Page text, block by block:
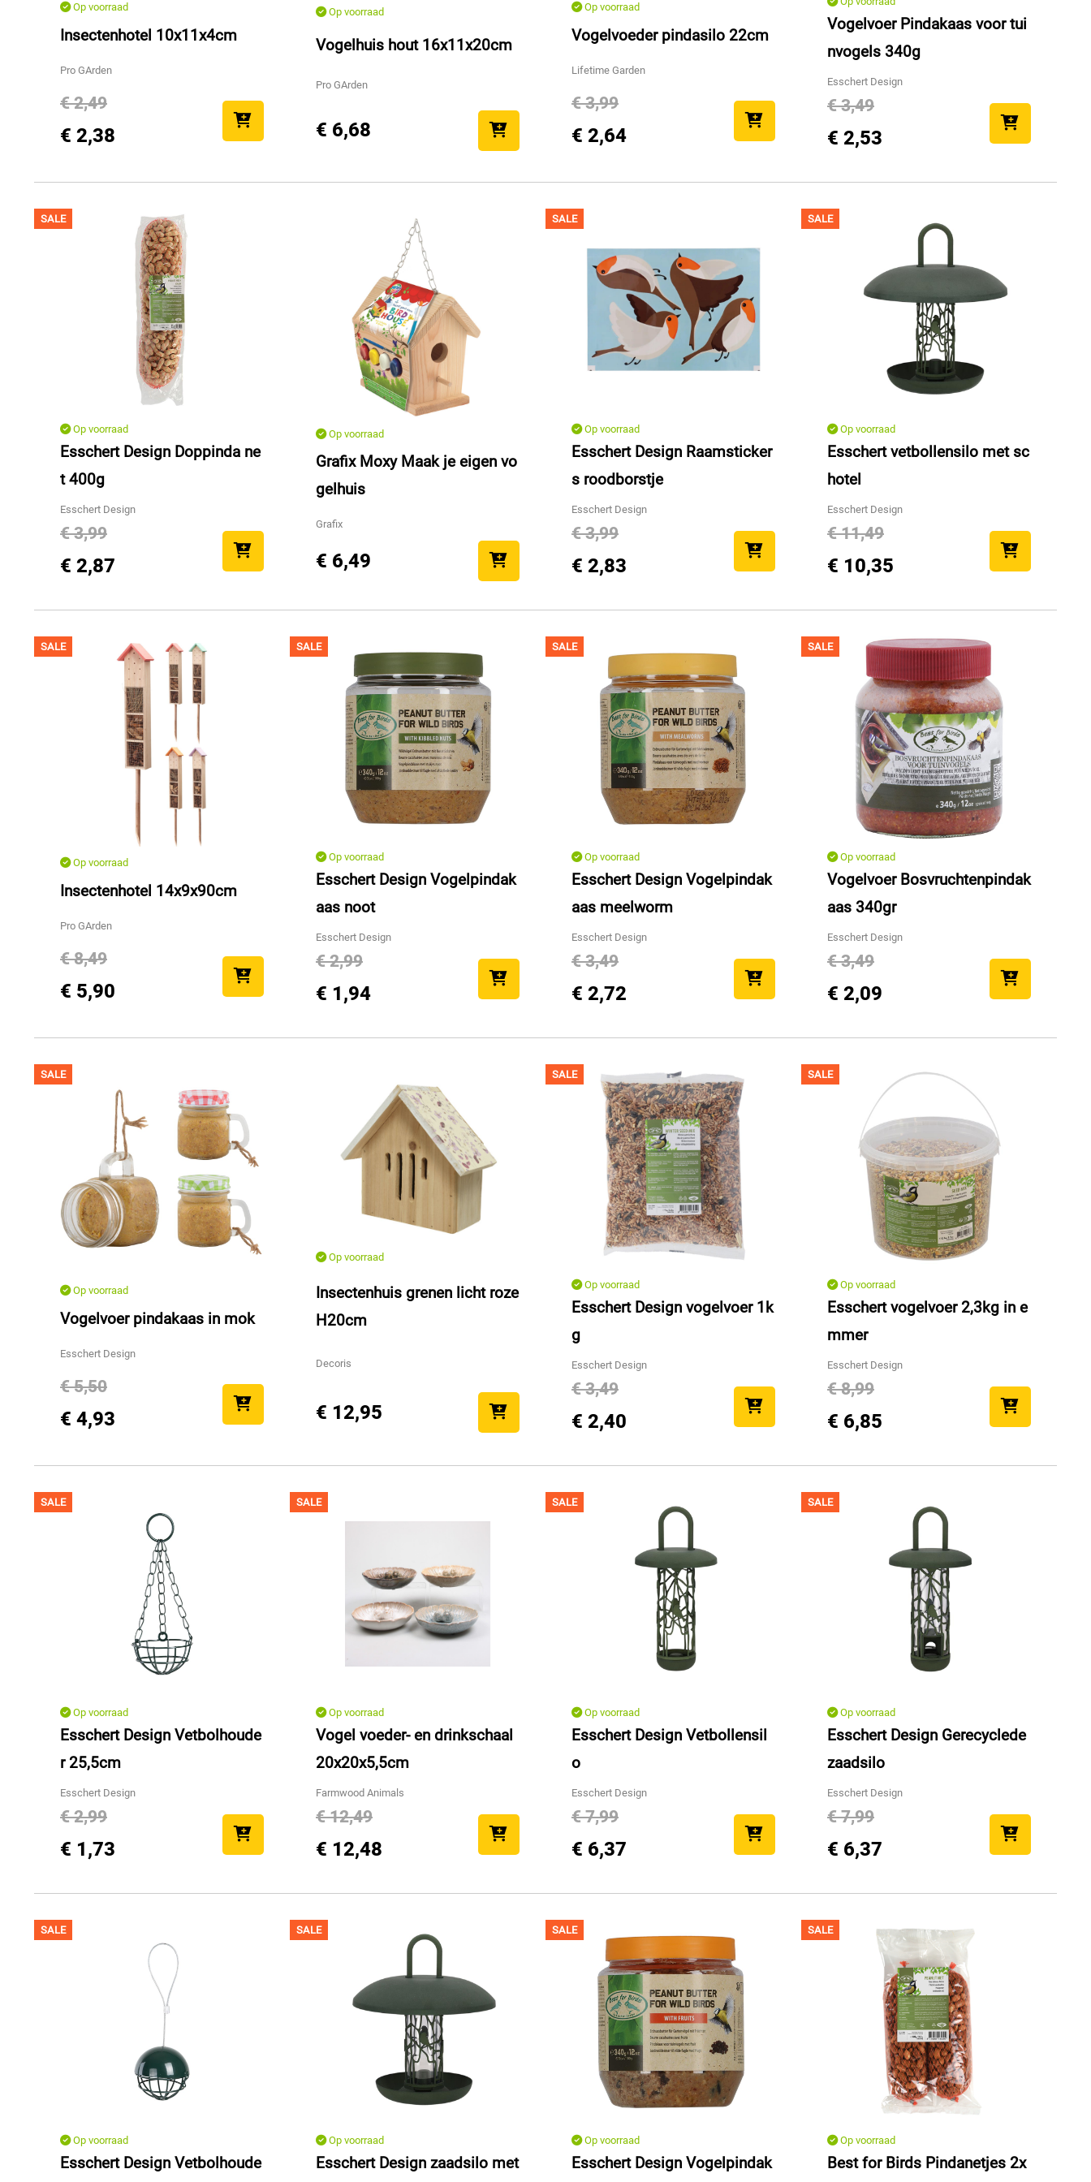
Op voorraad
Insectenhotel 10x11x4cm
Pro GArden
€ 2,49
€ 2,38
Op voorraad
Vogelhuis hout 16x11x20cm
Pro GArden
€ 6,68
Op voorraad
Vogelvoeder pindasilo 22cm
Lifetime Garden
€ 3,99
€ 2,64
Vogelvoer Pindakaas voor tui
nvogels 340g
Esschert Design
€ 3,49
€ 2,53
SALE
Op voorraad
Esschert Design Doppinda ne
t 400g
Esschert Design
€ 3,99
€ 2,87
Op voorraad
Grafix Moxy Maak je eigen vo
gelhuis
Grafix
€ 6,49
SALE
Op voorraad
Esschert Design Raamsticker
s roodborstje
Esschert Design
€ 3,99
€ 2,83
SALE
Op voorraad
Esschert vetbollensilo met sc
hotel
Esschert Design
€ 11,49
€ 10,35
SALE
Op voorraad
Insectenhotel 14x9x90cm
Pro GArden
€ 8,49
€ 5,90
SALE
Op voorraad
Esschert Design Vogelpindak
aas noot
Esschert Design
€ 2,99
€ 1,94
SALE
Op voorraad
Esschert Design Vogelpindak
aas meelworm
Esschert Design
€ 3,49
€ 2,72
SALE
Op voorraad
Vogelvoer Bosvruchtenpindak
aas 340gr
Esschert Design
€ 3,49
€ 2,09
SALE
Op voorraad
Vogelvoer pindakaas in mok
Esschert Design
€ 5,50
€ 4,93
Op voorraad
Insectenhuis grenen licht roze
H20cm
Decoris
€ 12,95
SALE
Op voorraad
Esschert Design vogelvoer 1k
g
Esschert Design
€ 3,49
€ 2,40
SALE
Op voorraad
Esschert vogelvoer 2,3kg in e
mmer
Esschert Design
€ 8,99
€ 6,85
SALE
Op voorraad
Esschert Design Vetbolhoude
r 25,5cm
Esschert Design
€ 2,99
€ 1,73
SALE
Op voorraad
Vogel voeder- en drinkschaal
20x20x5,5cm
Farmwood Animals
€ 12,49
€ 12,48
SALE
Op voorraad
Esschert Design Vetbollensil
o
Esschert Design
€ 7,99
€ 6,37
SALE
Op voorraad
Esschert Design Gerecyclede
zaadsilo
Esschert Design
€ 7,99
€ 6,37
SALE
Op voorraad
Esschert Design Vetbolhoude
SALE
Op voorraad
Esschert Design zaadsilo met
SALE
Op voorraad
Esschert Design Vogelpindak
SALE
Op voorraad
Best for Birds Pindanetjes 2x